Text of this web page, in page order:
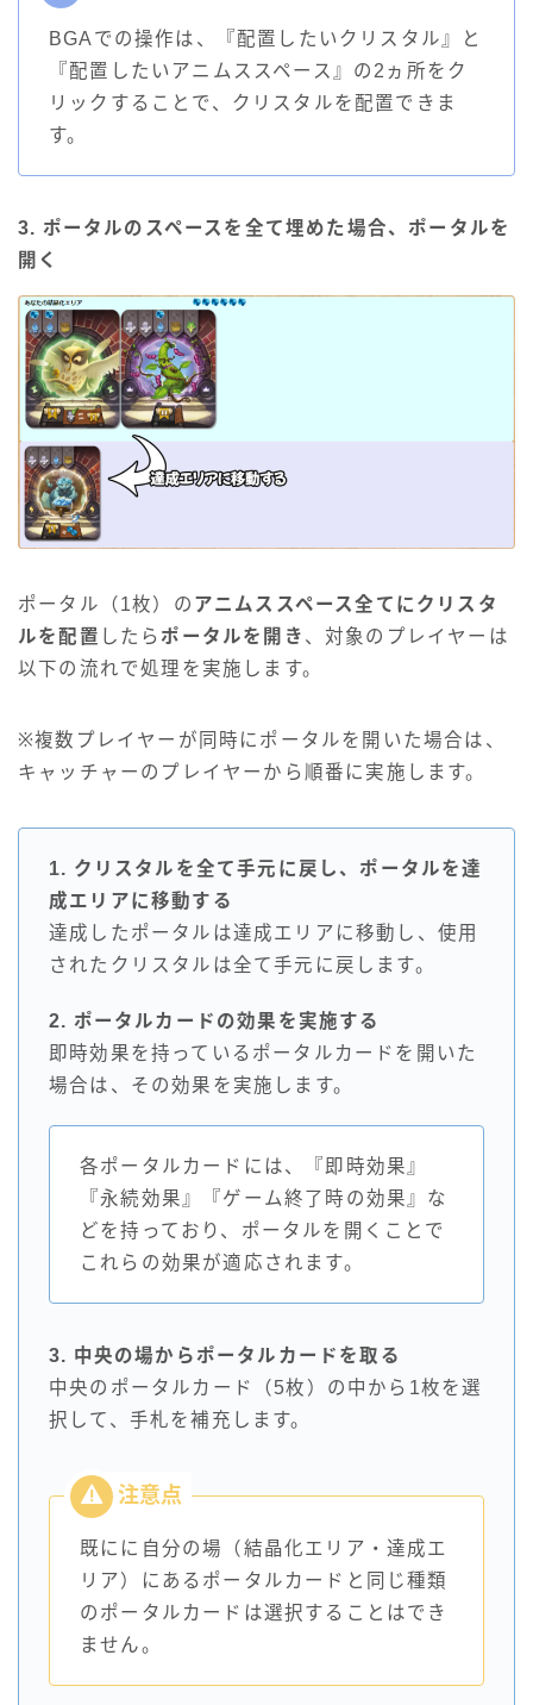
BGAでの操作は、『配置したいクリスタル』と
『配置したいアニムススペース』の2ヵ所をク
リックすることで、クリスタルを配置できま
す。
3. ポータルのスペースを全て埋めた場合、ポータルを
開く
ポータル（1枚）の アニムススペース全てにクリスタ
ルを配置 したらポータルを開き 、対象のプレイヤーは
以下の流れで処理を実施します。
※複数プレイヤーが同時にポータルを開いた場合は、
キャッチャーのプレイヤーから順番に実施します。
1. クリスタルを全て手元に戻し、ポータルを達
成エリアに移動する
達成したポータルは達成エリアに移動し、使用
されたクリスタルは全て手元に戻します。
2. ポータルカードの効果を実施する
即時効果を持っているポータルカードを開いた
場合は、その効果を実施します。
各ポータルカードには、『即時効果』
『永続効果』『ゲーム終了時の効果』な
どを持っており、ポータルを開くことで
これらの効果が適応されます。
3. 中央の場からポータルカードを取る
中央のポータルカード（5枚）の中から1枚を選
択して、手札を補充します。
既にに自分の場（結晶化エリア・達成エ
リア）にあるポータルカードと同じ種類
のポータルカードは選択することはでき
ません。